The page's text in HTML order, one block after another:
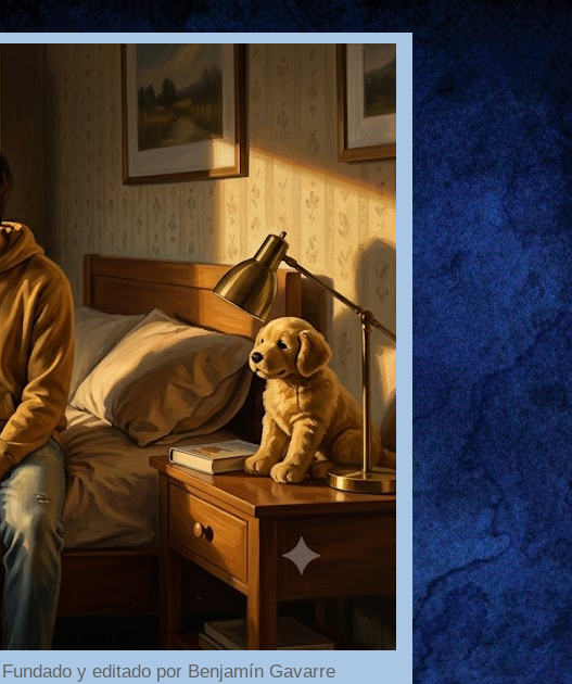
y editado por Benjamín Gavarre